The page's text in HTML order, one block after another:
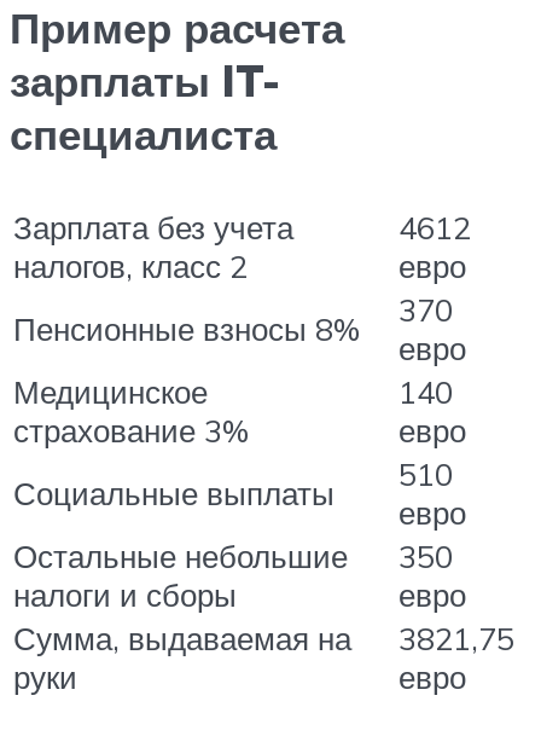
Пример расчета
зарплаты IT-
специалиста
Зарплата без учета
налогов, класс 2
4612
евро
Пенсионные взносы 8%
370
евро
Медицинское
страхование 3%
140
евро
Социальные выплаты
510
евро
Остальные небольшие
налоги и сборы
350
евро
Сумма, выдаваемая на
руки
3821,75
евро